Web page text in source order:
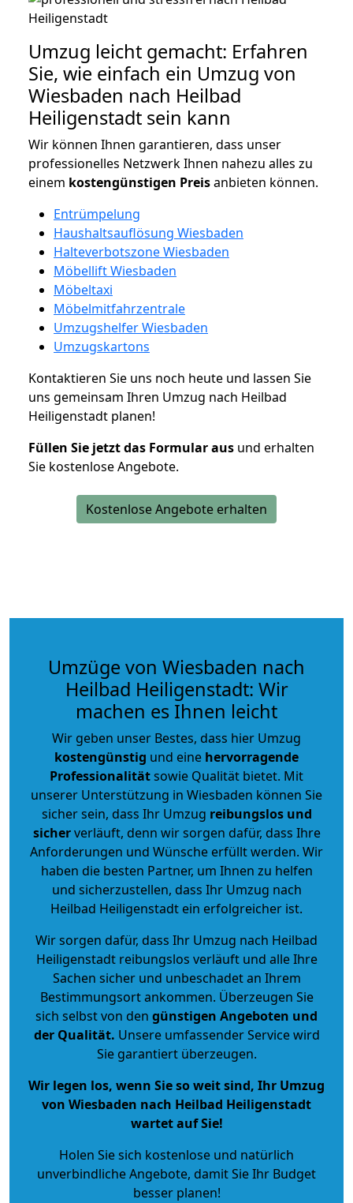
Umzug leicht gemacht: Erfahren
Sie, wie einfach ein Umzug von
Wiesbaden nach Heilbad
Heiligenstadt sein kann
Wir können Ihnen garantieren, dass unser
professionelles Netzwerk Ihnen nahezu alles zu
einem kostengünstigen Preisanbieten können.
Entrümpelung
Haushaltsauflösung Wiesbaden
Halteverbotszone Wiesbaden
Möbellift Wiesbaden
Möbeltaxi
Möbelmitfahrzentrale
Umzugshelfer Wiesbaden
Umzugskartons
Kontaktieren Sie uns noch heute und lassen Sie
uns gemeinsam Ihren Umzug nach Heilbad
Heiligenstadt planen!
Füllen Sie jetzt das Formular aus und erhalten
Sie kostenlose Angebote.
Kostenlose Angebote erhalten
Umzüge von Wiesbaden nach
Heilbad Heiligenstadt: Wir
machen es Ihnen leicht
Wir geben unser Bestes, dass hier Umzug
kostengünstig und eine hervorragende
Professionalitätsowie Qualität bietet. Mit
unserer Unterstützung in Wiesbaden können Sie
sicher sein, dass Ihr Umzug reibungslos und
sicherverläuft, denn wir sorgen dafür, dass Ihre
Anforderungen und Wünsche erfüllt werden. Wir
haben die besten Partner, um Ihnen zu helfen
und sicherzustellen, dass Ihr Umzug nach
Heilbad Heiligenstadt ein erfolgreicher ist.
Wir sorgen dafür, dass Ihr Umzug nach Heilbad
Heiligenstadt reibungslos verläuft und alle Ihre
Sachen sicher und unbeschadet an Ihrem
Bestimmungsort ankommen. Überzeugen Sie
sich selbst von den günstigen Angeboten und
der Qualität. Unsere umfassender Service wird
Sie garantiert überzeugen.
Wir legen los, wenn Sie so weit sind, Ihr Umzug
von Wiesbaden nach Heilbad Heiligenstadt
wartet auf Sie!
Holen Sie sich kostenlose und natürlich
unverbindliche Angebote, damit Sie Ihr Budget
besser planen!